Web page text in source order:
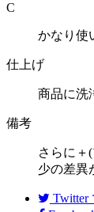
C
かなり使
仕上げ
商品に洗
備考
さらに＋
少の差異
Twitter